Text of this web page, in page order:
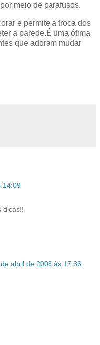
meio de parafusos.
e permite a troca dos
a parede.É uma ótima
que adoram mudar
14:09
dicas!!
de abril de 2008 às 17:36